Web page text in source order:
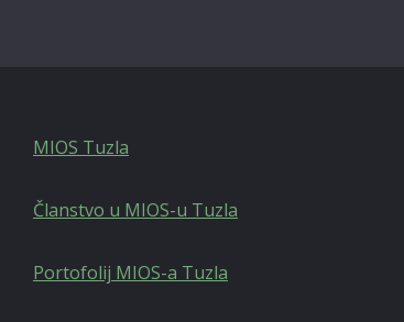
MIOS Tuzla
Članstvo u MIOS-u Tuzla
Portofolij MIOS-a Tuzla